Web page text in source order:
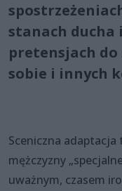
stanach ducha
pretensjach
sobie i innych
Sceniczna
mężczyzny
uważnym, czasem